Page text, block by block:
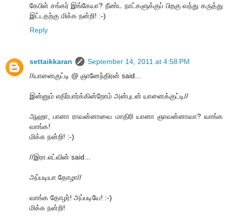
கேபிள் சங்கர் இங்கேயா? நீண்ட நாட்களுக்குப் பிறகு வந்து கருத்து
இட்டதற்கு மிக்க நன்றி! :-)
Reply
settaikkaran
September 14, 2011 at 4:58 PM
//யானைகுட்டி @ ஞானேந்திரன் said...
இன்னும் எதிர்பார்க்கின்றோம் அன்புடன் யானைக்குட்டி//
ஆஹா, பானா ராவன்னாவை மாதிரி யானா ஞாவன்னாவா? வாங்க
வாங்க!
மிக்க நன்றி! :-)
//இரா.எட்வின் said...
அப்படியா தோழா//
வாங்க தோழர்! அப்படியே! :-)
மிக்க நன்றி!